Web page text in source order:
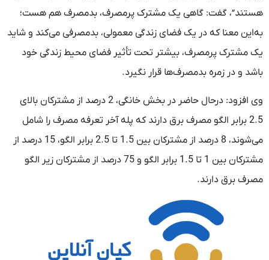
هستند”، گفت: گاهی یک مشترک پرمصرف، بدمصرف هم هست؛
به‌این معنا که در یک فضای زندگی معمولی، بدمصرفی می‌کند و شاید
یک مشترک پرمصرف، بیشتر تحت تأثیر فضای محیط زندگی خود
باشد و در زمره بدمصرف‌ها قرار نگیرد.
وی افزود: درحال حاضر در بخش خانگی، 2 درصد از مشترکان بالای
2.5 برابر الگو مصرف برق دارند که پله آخر تعرفه مصرف را شامل
می‌شوند، 8 درصد از مشترکان بین 1.5 تا 2.5 برابر الگو، 15 درصد از
مشترکان بین 1 تا 1.5 برابر الگو و 75 درصد از مشترکان زیر الگو
مصرف برق دارند.